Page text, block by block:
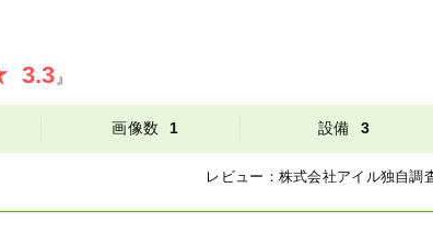
3.3』
画像数 1 設備 3
レビュー： 株式会社アイル独自調